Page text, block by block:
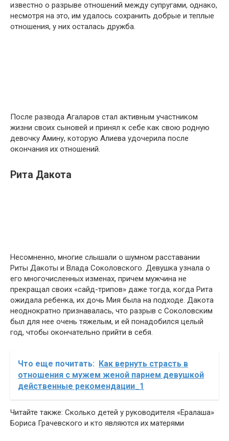
известно о разрыве отношений между супругами, однако,
несмотря на это, им удалось сохранить добрые и теплые
отношения, у них осталась дружба.
После развода Агаларов стал активным участником
жизни своих сыновей и принял к себе как свою родную
девочку Амину, которую Алиева удочерила после
окончания их отношений.
Рита Дакота
Несомненно, многие слышали о шумном расставании
Риты Дакоты и Влада Соколовского. Девушка узнала о
его многочисленных изменах, причем мужчина не
прекращал своих «сайд-трипов» даже тогда, когда Рита
ожидала ребенка, их дочь Мия была на подходе. Дакота
неоднократно признавалась, что разрыв с Соколовским
был для нее очень тяжелым, и ей понадобился целый
год, чтобы окончательно прийти в себя.
Что еще почитать: Как вернуть страсть в
отношения с мужем женой парнем девушкой
действенные рекомендации_1
Читайте также: Сколько детей у руководителя «Ералаша»
Бориса Грачевского и кто являются их матерями